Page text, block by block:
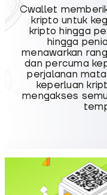
Cwallet
kripto untuk
kripto hingga
hingga
menawarkan
dan percuma
perjalanan
keperluan
mengakses